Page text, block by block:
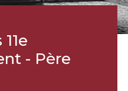
- Père